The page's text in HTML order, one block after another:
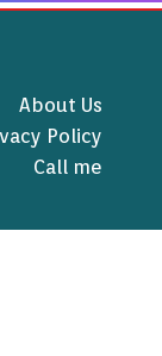
About Us
Policy
Call me